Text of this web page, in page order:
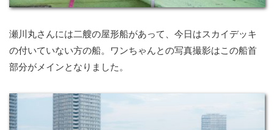
瀬川丸さんには二艘の屋形船があって、今日はスカイデッキ
の付いていない方の船。ワンちゃんとの写真撮影はこの船首
部分がメインとなりました。